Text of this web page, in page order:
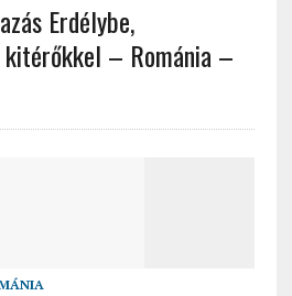
Erdélybe,
– Románia –